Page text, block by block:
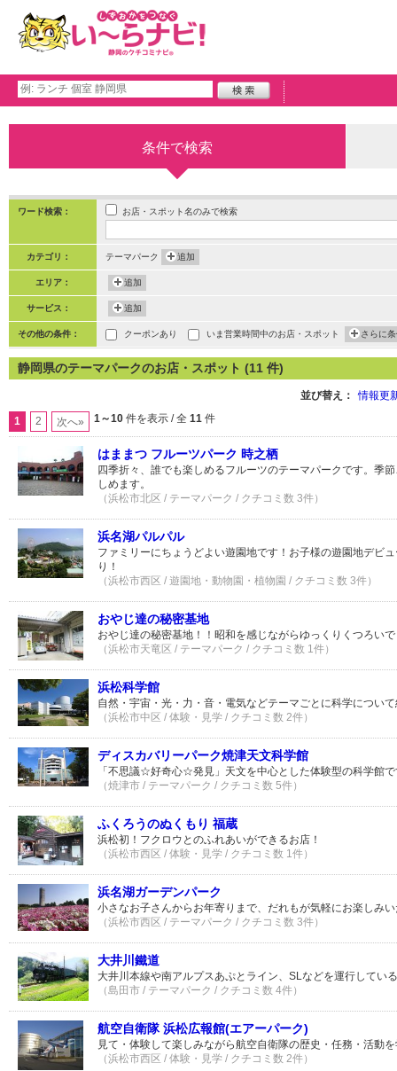
条件で検索
ワード検索： お店・スポット名のみで検索
カテゴリ： テーマパーク 追加
エリア： 追加
サービス： 追加
その他の条件： クーポンあり いま営業時間中のお店・スポット さらに
静岡県のテーマパークのお店・スポット (11 件)
並び替え： 情報更
1 2 次へ» 1～10 件を表示 / 全 11 件
はままつ フルーツパーク 時之栖
四季折々、誰でも楽しめるフルーツのテーマパークです。季
しめます。
（浜松市北区 / テーマパーク / クチコミ数 3件）
浜名湖パルパル
ファミリーにちょうどよい遊園地です！お子様の遊園地デビ
り！
（浜松市西区 / 遊園地・動物園・植物園 / クチコミ数 3件）
おやじ達の秘密基地
おやじ達の秘密基地！！昭和を感じながらゆっくりくつろい
（浜松市天竜区 / テーマパーク / クチコミ数 1件）
浜松科学館
自然・宇宙・光・力・音・電気などテーマごとに科学につい
（浜松市中区 / 体験・見学 / クチコミ数 2件）
ディスカバリーパーク焼津天文科学館
「不思議☆好奇心☆発見」天文を中心とした体験型の科学館
（焼津市 / テーマパーク / クチコミ数 5件）
ふくろうのぬくもり 福蔵
浜松初！フクロウとのふれあいができるお店！
（浜松市西区 / 体験・見学 / クチコミ数 1件）
浜名湖ガーデンパーク
小さなお子さんからお年寄りまで、だれもが気軽にお楽しみ
（浜松市西区 / テーマパーク / クチコミ数 3件）
大井川鐵道
大井川本線や南アルプスあぷとライン、SLなどを運行してい
（島田市 / テーマパーク / クチコミ数 4件）
航空自衛隊 浜松広報館(エアーパーク)
見て・体験して楽しみながら航空自衛隊の歴史・任務・活動
（浜松市西区 / 体験・見学 / クチコミ数 2件）